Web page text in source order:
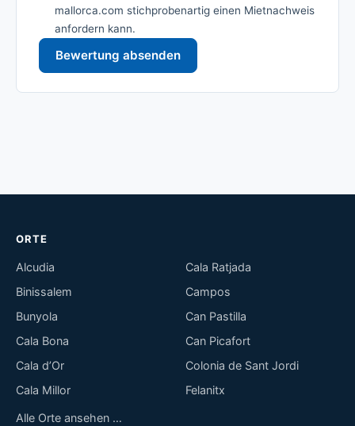
mallorca.com stichprobenartig einen Mietnachweis
anfordern kann.
Bewertung absenden
ORTE
Alcudia
Binissalem
Bunyola
Cala Bona
Cala d’Or
Cala Millor
Cala Ratjada
Campos
Can Pastilla
Can Picafort
Colonia de Sant Jordi
Felanitx
Alle Orte ansehen …